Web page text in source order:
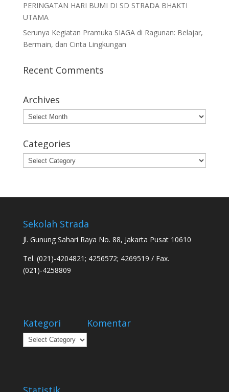
PERINGATAN HARI BUMI DI SD STRADA BHAKTI
UTAMA
Serunya Kegiatan Pramuka SIAGA di Ragunan: Belajar,
Bermain, dan Cinta Lingkungan
Recent Comments
Archives
Archives
Categories
Categories
Sekolah Strada
Jl. Gunung Sahari Raya No. 88, Jakarta Pusat 10610
Tel. (021)-4204821; 4256572; 4269519 / Fax.
(021)-4258809
Kategori
Kategori
Komentar